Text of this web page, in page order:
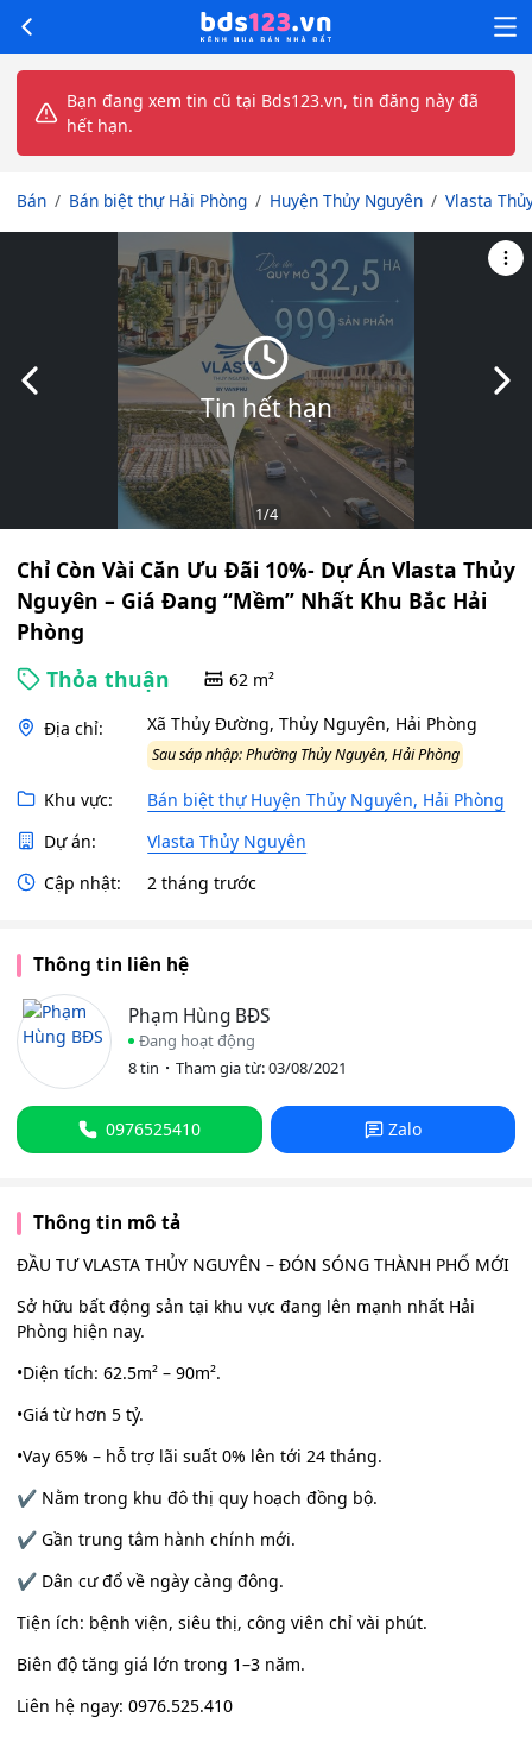
Bạn đang xem tin cũ tại Bds123.vn, tin đăng này đã
hết hạn.
Bán Bán biệt thự Hải Phòng Huyện Thủy Nguyên Vlasta
Tin hết hạn
Slide trước
1/4
Chỉ Còn Vài Căn Ưu Đãi 10%- Dự Án Vlasta Thủy
Nguyên – Giá Đang “Mềm” Nhất Khu Bắc Hải
Phòng
Thỏa thuận
62 m²
Địa chỉ: Xã Thủy Đường, Thủy Nguyên, Hải Phòng
Sau sáp nhập: Phường Thủy Nguyên, Hải Phòng
Khu vực:
Bán biệt thự Huyện Thủy Nguyên, Hải Phòng
Dự án:
Vlasta Thủy Nguyên
Cập nhật:
2 tháng trước
Thông tin liên hệ
Phạm Hùng BĐS
Đang hoạt động
8 tin
Tham gia từ: 03/08/2021
0976525410 Zalo
Thông tin mô tả
ĐẦU TƯ VLASTA THỦY NGUYÊN – ĐÓN SÓNG THÀNH PHỐ MỚI
Sở hữu bất động sản tại khu vực đang lên mạnh nhất Hải
Phòng hiện nay.
•Diện tích: 62.5m² – 90m².
•Giá từ hơn 5 tỷ.
•Vay 65% – hỗ trợ lãi suất 0% lên tới 24 tháng.
✔️ Nằm trong khu đô thị quy hoạch đồng bộ.
✔️ Gần trung tâm hành chính mới.
✔️ Dân cư đổ về ngày càng đông.
Tiện ích: bệnh viện, siêu thị, công viên chỉ vài phút.
Biên độ tăng giá lớn trong 1–3 năm.
Liên hệ ngay: 0976.525.410